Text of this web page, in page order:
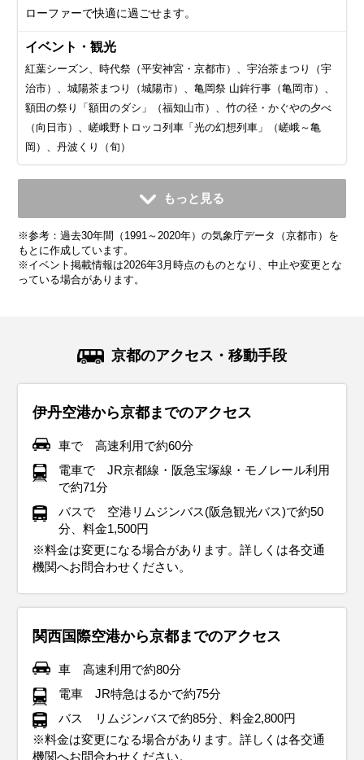
ローファーで快適に過ごせます。
イベント・観光
紅葉シーズン、時代祭（平安神宮・京都市）、宇治茶まつり（宇
治市）、城陽茶まつり（城陽市）、亀岡祭 山鉾行事（亀岡市）、
額田の祭り「額田のダシ」（福知山市）、竹の径・かぐやの夕べ
（向日市）、嵯峨野トロッコ列車「光の幻想列車」（嵯峨～亀
岡）、丹波くり（旬）
11月
平均気温・降水量
12.5℃ 73.9mm
気候・服装
11月の関西地方は本格的に秋が深まって、平均気温は14℃く
手のカーディガンがぴったり。インナーにはセーターやター
トルネックを着て、しっかり暖かさを確保しましょう。靴は
ブーツや防寒性のあるスニーカーが快適です。ストールや手
袋を持っておくと、さらに安心です。
イベント・観光
紅葉シーズン、イルミネーションシーズン、紅葉ライトアップ、
祇園をどり（京都市）、梅小路公園紅葉まつり（京都市）、嵐山
もみじ祭り（京都市）、三千院もみじ祭（京都市）、笠置もみじ
祭り（笠置町）、大野ダムもみじ祭り（南丹市）、長岡京ガラシ
ャ祭（長岡京市）、清水寺 夜間特別拝観（京都市）、東寺 夜の特
別拝観（京都市）、世界遺産仁和寺 雲海ライトアップ（京都
灯篭（貴船神社・京都市）、嵯峨野トロッコ列車「光の幻想列
車」（嵯峨～亀岡）、京都丹波KAMEOKA夢ナリエ（亀岡市）、
聖護院だいこん（旬）
12月
平均気温・降水量
7.2℃ 57.3mm
気候・服装
12月の関西は冬本番を迎え、平均気温は9℃くらい、最低気
リース素材のシャツを選んで、しっかり寒さ対策をしましょ
う。手袋やマフラー、帽子などの防寒小物をプラスすれば、
さらに快適に過ごせます。観光地ではクリスマスイルミネー
ションなど、冬ならではのイベントが楽しめるので、しっか
り防寒して出かけましょう。靴は防滑性のあるブーツを選べ
ば、冬の関西も快適に楽しめます。
イベント・観光
イルミネーションシーズン、山科義士まつり（京都市）、東寺 終
い弘法（京都市）、八坂神社 をけら詣り（京都市）、北野天満宮
終い天神（京都市）、京都丹波KAMEOKA夢ナリエ（亀岡市）光
のベージェント ～TWINKLE JOYO～（城陽市）、九条ねぎ
1月
平均気温・降水量
4.8℃ 53.3mm
気候・服装
1月の関西地方はまさに冬本番！平均気温は6℃くらいで、寒
ヒートテックやフリース素材のシャツがあるとポカポカ。手
袋、マフラー、帽子なんかもプラスすれば完璧です！靴は防
寒仕様のブーツや、滑りにくいソールのスニーカーが安心。
晴れの日が多いくなりますが、冷たい風が吹くこともあるの
で、風を通さない素材の服を選ぶとさらに快適です。
イベント・観光
イルミネーションシーズン、初天神（北野天満宮・京都市）、新
春甘南備山初登り（京田辺市）、福給会（穴太寺・亀岡市）、雪
灯廊（美山かやぶきの里・南丹市）、文殊堂十日ゑびす（智恩
寺・宮津市）、NAKED光の神苑 平安神宮（京都市）、九条ねぎ
（旬）、聖護院だいこん（旬）
2月
平均気温・降水量
5.4℃ 65.1mm
気候・服装
2月の関西地方も1月と同じく寒い日が続きますが、だんだん
ません。インナーはセーターや長袖シャツがおすすめで、重
ね着して調整しやすい服装が便利です。観光中に手足が冷え
ないように、手袋やマフラーも準備しておくと安心！また、
屋外でのアクティビティにはカイロを持っておくのもおすす
めです。寒い中でも動きやすい服装で、快適に旅行を楽しみ
ましょう。
イベント・観光
梅の見ごろ、初午大祭（伏見稲荷大社・京都市）、餅花祭（相楽
神社・木津川市）、梅花祭（北野天満宮・京都市）、しだれ梅
（城南宮・京都市）、青谷梅林 梅まつり（城陽市）、九条ねぎ
（旬）
3月
平均気温・降水量
8.8℃ 106.2mm
気候・服装
3月になると関西地方は少しずつ春らしさを感じられる季節
活躍しつつ、日中は軽めのジャケットやカーディガンでも過
ごしやすい日もあります。インナーは長袖シャツや薄手のセ
ーターがちょうどいい感じで、寒暖差に対応できる重ね着が
ポイントです。
イベント・観光
梅の見ごろ、桜の見ごろ、青龍会（清水寺・京都市）、生身天満
宮 梅花祭（南丹市）、長岡天満宮 梅花祭（長岡京市）、笠置さく
らまつり（笠置町）、井手町さくらまつり（井手町）
4月
平均気温・降水量
14.4℃ 117.0mm
気候・服装
4月の関西地方は春本番を迎え、桜が咲く美しい季節です。
ジャケットやトレンチコートがちょうどよく、日中はカーデ
ィガンやシャツでも軽やかに過ごせます。観光するなら歩き
やすい服装を意識して、足元はスニーカーがおすすめ！あ
と、急な雨に備えて折りたたみ傘があると安心です。
イベント・観光
桜の見ごろ、松尾大社 山吹まつり（京都市）、曲水の宴（城南
宮・京都市）、鎮火祭（出雲大神宮・亀岡市）、福知山お城まつ
り（福知山市）、宝積寺 大厄除追儺式 鬼くすべ（大山崎町）、井
手町さくらまつり（井手町）、京たけのこ（旬）
5月
平均気温・降水量
19.5℃ 151.4mm
気候・服装
5月の関西地方は爽やかな初夏の陽気で、観光にぴったりの
だ、朝晩はちょっと涼しい日もあるので、薄手のジャケット
やカーディガンがあると安心。天候は比較的安定しており、
雨具の出番は少ないですが、念のため折りたたみ傘を持って
おくと安心感アップ！観光でたくさん歩くなら、履き心地の
いいスニーカーがおすすめです。
イベント・観光
葵祭（上賀茂神社 下鴨神社・京都市）、永谷宗円生家新茶まつり
（宇治田原町）、かやぶきの里一斉放水（南丹市）、松尾寺 仏舞
（舞鶴市）、宮津祭（宮津市）、京たけのこ（旬）、宇治茶（新
茶）
6月
平均気温・降水量
23.3℃ 199.7mm
気候・服装
6月の関西地方は梅雨入りの時期で、雨の日が多くなりま
を選んで涼しく過ごしましょう。防水ジャケットやレインコ
ート、折りたたみ傘は必須アイテム！靴は防水仕様のスニー
カーやレインシューズを選べば、雨の日でも快適に移動でき
ます。梅雨でも動きやすい服装で、観光を楽しむ準備を整え
ましょう。
イベント・観光
あじさいの見ごろ、仁和寺 青もみじ雲海ライトアップ&観音堂夜
間拝観（京都市）、貴船祭（貴船神社・京都市）、あがた祭（縣
神社・宇治市）、丹州観音寺 あじさいまつり（福知山市）、舞鶴
自然文化園アジサイまつり（舞鶴市）、万願寺とうがらし（旬）
7月
平均気温・降水量
27.3℃ 223.6mm
気候・服装
7月の関西地方は真夏の暑さが本格的にやってきて、気温は
らげましょう。外に出るときは、帽子やサングラスを使って
紫外線対策をしっかりすることが大事。屋内は冷房が効きす
ぎてることもあるので、薄手のカーディガンやストールを持
っておくと便利です。観光地を巡るなら、軽量で通気性のい
いスニーカーやサンダルを履いて、快適に歩けるようにしま
しょう。
イベント・観光
海水浴シーズン、祇園祭（八坂神社・京都市）、やわた太鼓まつ
り（八幡市）、天橋立文殊堂 出船祭（宮津市）、間人みなと祭
（京丹後市）、みなと舞鶴ちゃったまつり（舞鶴市）、あやべ水
無月まつり（綾部市）、賀茂なす（旬）、万願寺とうがらし
もっと見る
※参考：過去30年間（1991～2020年）の気象庁データ（京都市）を
もとに作成しています。
※イベント掲載情報は2026年3月時点のものとなり、中止や変更とな
っている場合があります。
京都のアクセス・移動手段
伊丹空港から京都までのアクセス
車で 高速利用で約60分
電車で JR京都線・阪急宝塚線・モノレール利用
で約71分
バスで 空港リムジンバス(阪急観光バス)で約50
分、料金1,500円
※料金は変更になる場合があります。詳しくは各交通
機関へお問合わせください。
関西国際空港から京都までのアクセス
車 高速利用で約80分
電車 JR特急はるかで約75分
バス リムジンバスで約85分、料金2,800円
※料金は変更になる場合があります。詳しくは各交通
機関へお問合わせください。